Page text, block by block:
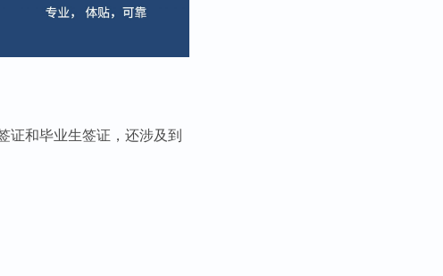
证和毕业生签证，还涉及到